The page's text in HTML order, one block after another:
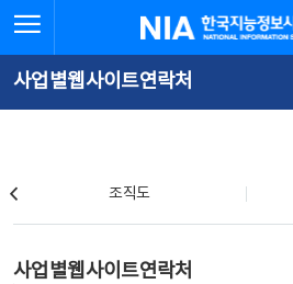
문
로
가
체
뉴
바
가
한국지능정보사회진흥원
사업별웹사이트연락처
조직도
사업별웹사이트연락처